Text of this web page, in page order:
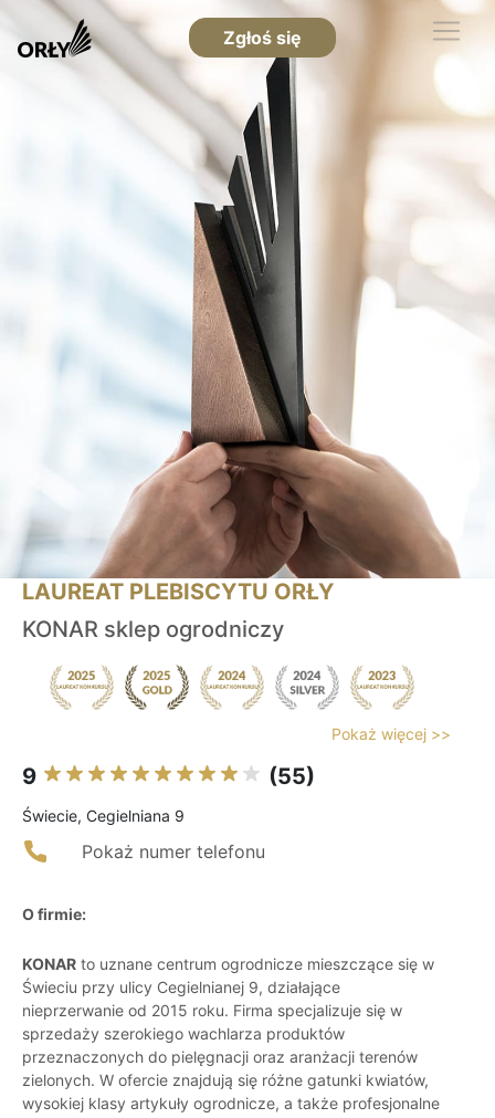
Zgłoś się
LAUREAT PLEBISCYTU ORŁY
KONAR sklep ogrodniczy
Pokaż więcej >>
9 (55)
Świecie, Cegielniana 9
Pokaż numer telefonu
O firmie:
KONAR to uznane centrum ogrodnicze mieszczące się w
Świeciu przy ulicy Cegielnianej 9, działające
nieprzerwanie od 2015 roku. Firma specjalizuje się w
sprzedaży szerokiego wachlarza produktów
przeznaczonych do pielęgnacji oraz aranżacji terenów
zielonych. W ofercie znajdują się różne gatunki kwiatów,
wysokiej klasy artykuły ogrodnicze, a także profesjonalne